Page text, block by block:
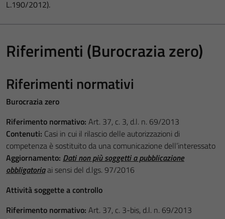
L.190/2012).
Riferimenti (Burocrazia zero)
Riferimenti normativi
Burocrazia zero
Riferimento normativo: Art. 37, c. 3, d.l. n. 69/2013
Contenuti: Casi in cui il rilascio delle autorizzazioni di
competenza è sostituito da una comunicazione dell’interessato
Aggiornamento: Dati non più soggetti a pubblicazione
obbligatoriaai sensi del d.lgs. 97/2016
Attività soggette a controllo
Riferimento normativo: Art. 37, c. 3-bis, d.l. n. 69/2013